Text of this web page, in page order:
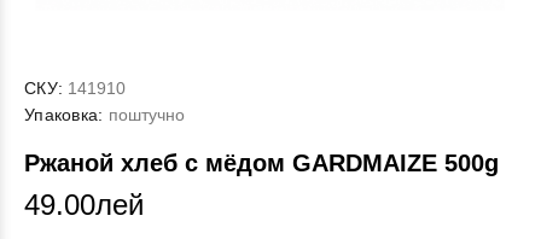
СКУ: 141910
Упаковка: поштучно
Ржаной хлеб с мёдом GARDMAIZE 500g
49.00лей